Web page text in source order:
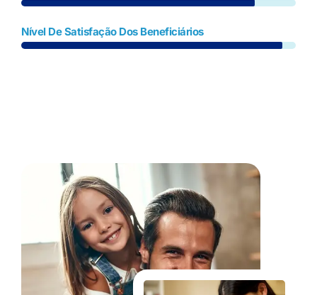
Nível De Satisfação Dos Beneficiários